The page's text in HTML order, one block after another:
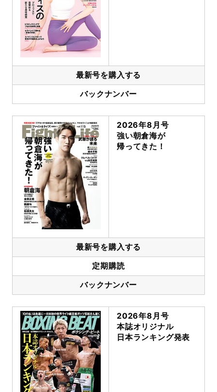
最新号を購入する
バックナンバー
2026年8月号
強い朝倉海が
帰ってきた！
最新号を購入する
定期購読
バックナンバー
2026年8月号
本誌オリジナル
日本ランキング発表